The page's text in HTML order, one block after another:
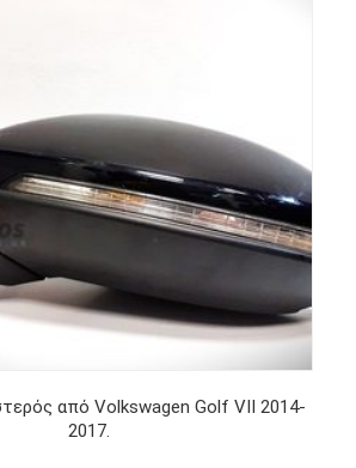
από Volkswagen Golf VII 2014-
2017.